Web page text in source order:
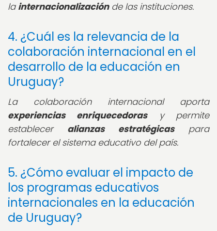
la internacionalizaciónde las instituciones.
4. ¿Cuál es la relevancia de la
colaboración internacional en el
desarrollo de la educación en
Uruguay?
La colaboración internacional aporta
experiencias enriquecedorasy permite
establecer alianzas estratégicaspara
fortalecer el sistema educativo del país.
5. ¿Cómo evaluar el impacto de
los programas educativos
internacionales en la educación
de Uruguay?